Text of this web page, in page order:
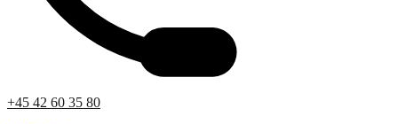
+45 42 60 35 80